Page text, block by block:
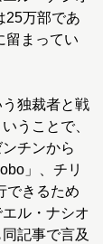
25万部であ
留まってい
独裁者と戦
うことで、
チンから
」、チリ
できるため
ル・ナシオ
記事で言及